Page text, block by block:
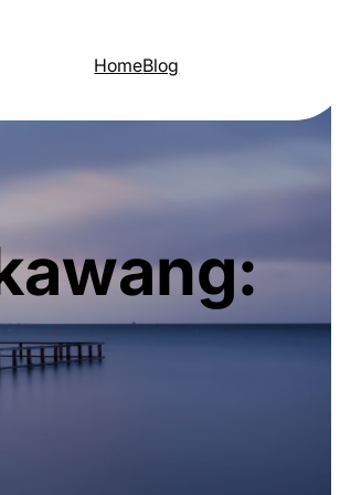
HomeBlog